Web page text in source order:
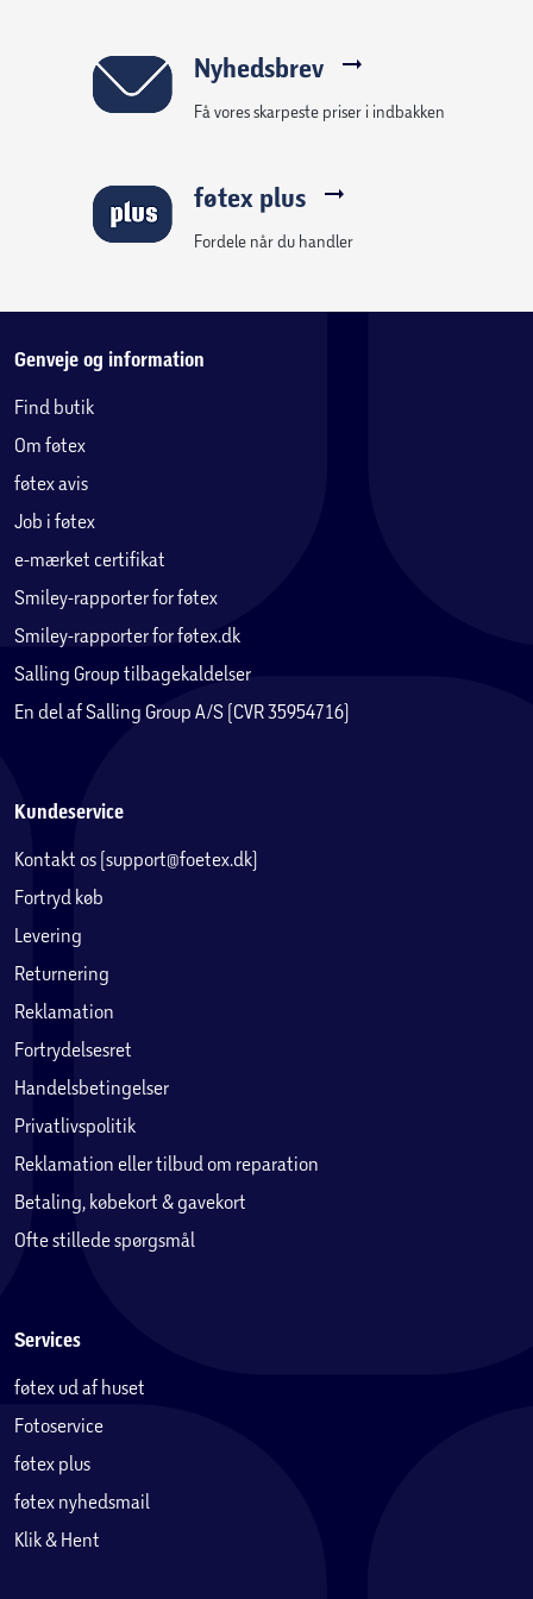
Nyhedsbrev
Få vores skarpeste priser i indbakken
føtex plus
Fordele når du handler
Genveje og information
Find butik
Om føtex
føtex avis
Job i føtex
e-mærket certifikat
Smiley-rapporter for føtex
Smiley-rapporter for føtex.dk
Salling Group tilbagekaldelser
En del af Salling Group A/S (CVR 35954716)
Kundeservice
Kontakt os (support@foetex.dk)
Fortryd køb
Levering
Returnering
Reklamation
Fortrydelsesret
Handelsbetingelser
Privatlivspolitik
Reklamation eller tilbud om reparation
Betaling, købekort & gavekort
Ofte stillede spørgsmål
Services
føtex ud af huset
Fotoservice
føtex plus
føtex nyhedsmail
Klik & Hent